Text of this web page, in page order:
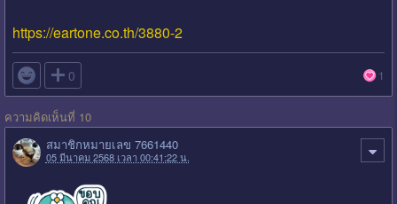
https://eartone.co.th/3880-2
 0 1
ความคิดเห็นที่ 10
สมาชิกหมายเลข 7661440
05 มีนาคม 2568 เวลา 00:41:22 น.